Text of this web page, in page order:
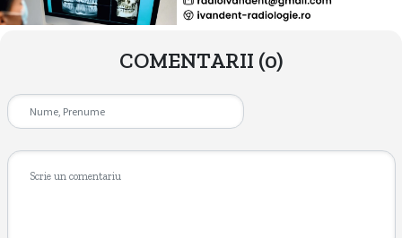
COMENTARII (0)